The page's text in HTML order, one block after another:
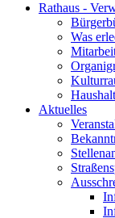
Rathaus -
Was
Aktuelles